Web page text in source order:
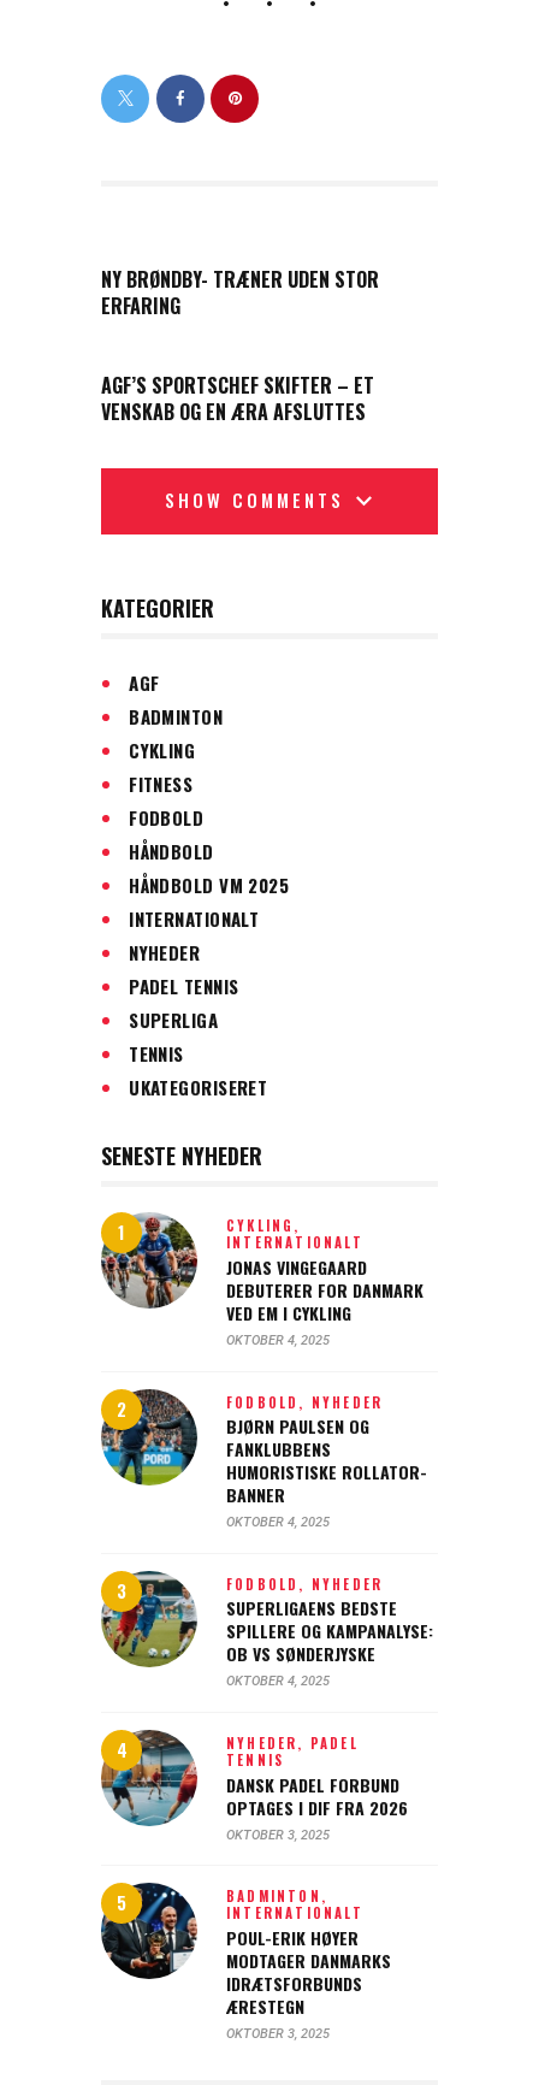
NY BRØNDBY- TRÆNER UDEN STOR
ERFARING
AGF’S SPORTSCHEF SKIFTER – ET
VENSKAB OG EN ÆRA AFSLUTTES
SHOW COMMENTS
KATEGORIER
AGF
BADMINTON
CYKLING
FITNESS
FODBOLD
HÅNDBOLD
HÅNDBOLD VM 2025
INTERNATIONALT
NYHEDER
PADEL TENNIS
SUPERLIGA
TENNIS
UKATEGORISERET
SENESTE NYHEDER
CYKLING,
INTERNATIONALT
JONAS VINGEGAARD
DEBUTERER FOR DANMARK
VED EM I CYKLING
OKTOBER 4, 2025
FODBOLD, NYHEDER
BJØRN PAULSEN OG
FANKLUBBENS
HUMORISTISKE ROLLATOR-
BANNER
OKTOBER 4, 2025
FODBOLD, NYHEDER
SUPERLIGAENS BEDSTE
SPILLERE OG KAMPANALYSE:
OB VS SØNDERJYSKE
OKTOBER 4, 2025
NYHEDER, PADEL
TENNIS
DANSK PADEL FORBUND
OPTAGES I DIF FRA 2026
OKTOBER 3, 2025
BADMINTON,
INTERNATIONALT
POUL-ERIK HØYER
MODTAGER DANMARKS
IDRÆTSFORBUNDS
ÆRESTEGN
OKTOBER 3, 2025